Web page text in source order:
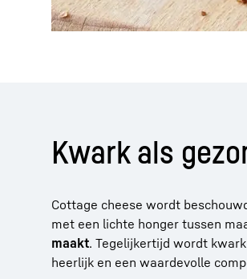
Kwark als
Cottage cheese wordt
met een lichte honger tussen
maakt. Tegelijkertijd wordt kwark
heerlijk en een waardevolle